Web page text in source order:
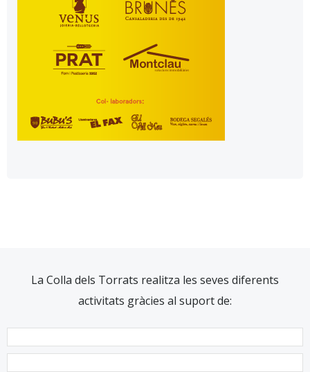
La Colla dels Torrats realitza les seves diferents
activitats gràcies al suport de: